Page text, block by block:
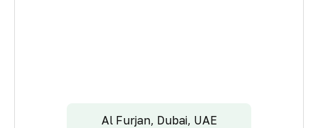
Al Furjan, Dubai, UAE